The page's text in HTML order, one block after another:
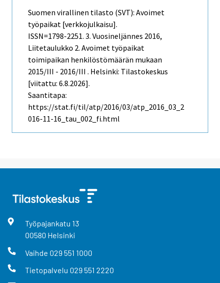
Suomen virallinen tilasto (SVT): Avoimet
työpaikat [verkkojulkaisu].
ISSN=1798-2251. 3. Vuosineljännes 2016,
Liitetaulukko 2. Avoimet työpaikat
toimipaikan henkilöstömäärän mukaan
2015/III - 2016/III . Helsinki: Tilastokeskus
[viitattu: 6.8.2026].
Saantitapa:
https://stat.fi/til/atp/2016/03/atp_2016_03_2
016-11-16_tau_002_fi.html
Työpajankatu 13
00580 Helsinki
Vaihde 029 551 1000
Tietopalvelu 029 551 2220